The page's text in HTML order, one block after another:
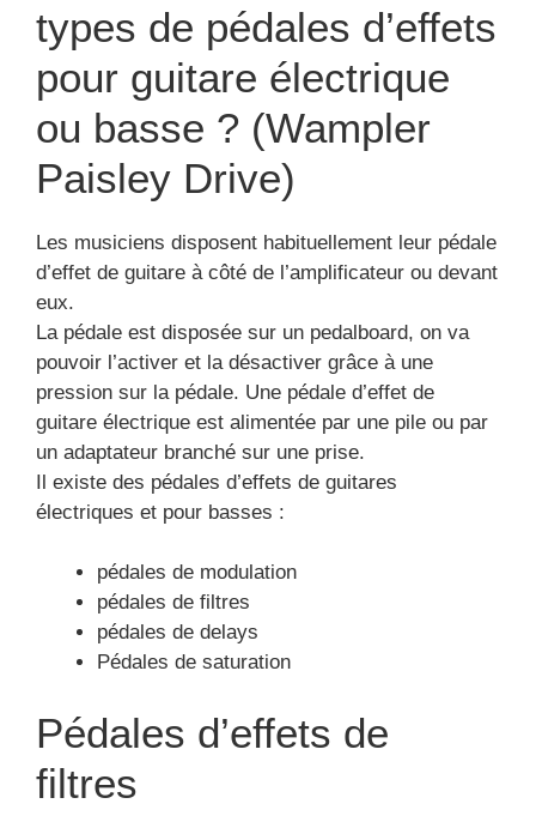
types de pédales d’effets
pour guitare électrique
ou basse ? (Wampler
Paisley Drive)
Les musiciens disposent habituellement leur pédale
d’effet de guitare à côté de l’amplificateur ou devant
eux.
La pédale est disposée sur un pedalboard, on va
pouvoir l’activer et la désactiver grâce à une
pression sur la pédale. Une pédale d’effet de
guitare électrique est alimentée par une pile ou par
un adaptateur branché sur une prise.
Il existe des pédales d’effets de guitares
électriques et pour basses :
pédales de modulation
pédales de filtres
pédales de delays
Pédales de saturation
Pédales d’effets de
filtres